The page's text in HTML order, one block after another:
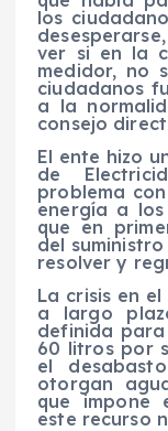
los
ver si en la
medidor, no
ciudadanos
a la
consejo
El ente hizo
de
problema
energía a
que en
del
resolver y
La crisis en
a largo
definida
60 litros por
el
otorgan
que impone
este recurso